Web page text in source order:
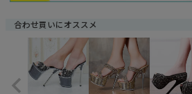
合わせ買いにオススメ